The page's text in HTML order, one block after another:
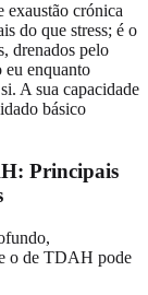
exaustão crónica
do que stress; é o
drenados pelo
eu enquanto
A sua capacidade
básico
Principais
o de TDAH pode